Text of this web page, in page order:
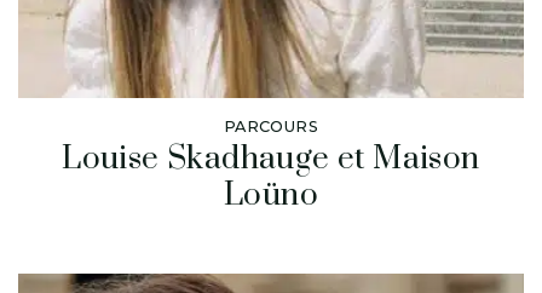
PARCOURS
Louise Skadhauge et Maison
Loüno